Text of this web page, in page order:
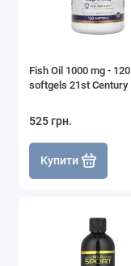
Fish Oil 1000 mg - 120
softgels 21st Century
525 грн.
Купити